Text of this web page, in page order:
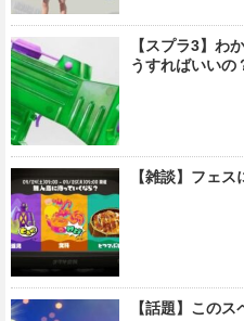
【スプラ3】わ
うすればいいの
【雑談】フェ
【話題】この